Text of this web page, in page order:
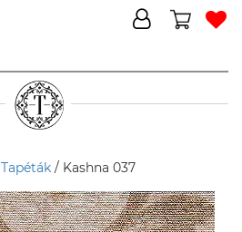
Tapéták/ Kashna 037